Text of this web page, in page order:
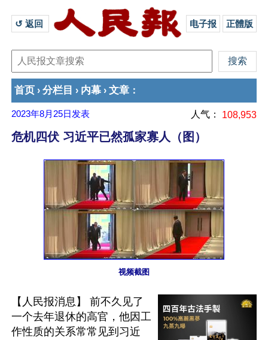
↺ 返回 电子报 正體版
首页 › 分栏目 › 内幕 › 文章 ：
2023年8月25日 发表 人气： 108,953
危机四伏 习近平已然孤家寡人（图）
视频截图
【人民报消息】 前不久见了
一个去年退休的高官，他因工
作性质的关系常常见到习近